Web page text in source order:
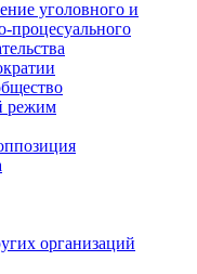
уголовного и
процесуального
режим
организаций